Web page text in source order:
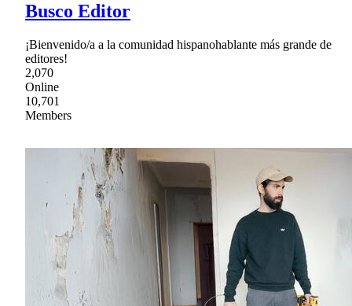
Busco Editor
¡Bienvenido/a a la comunidad hispanohablante más grande de
editores!
2,070
Online
10,701
Members